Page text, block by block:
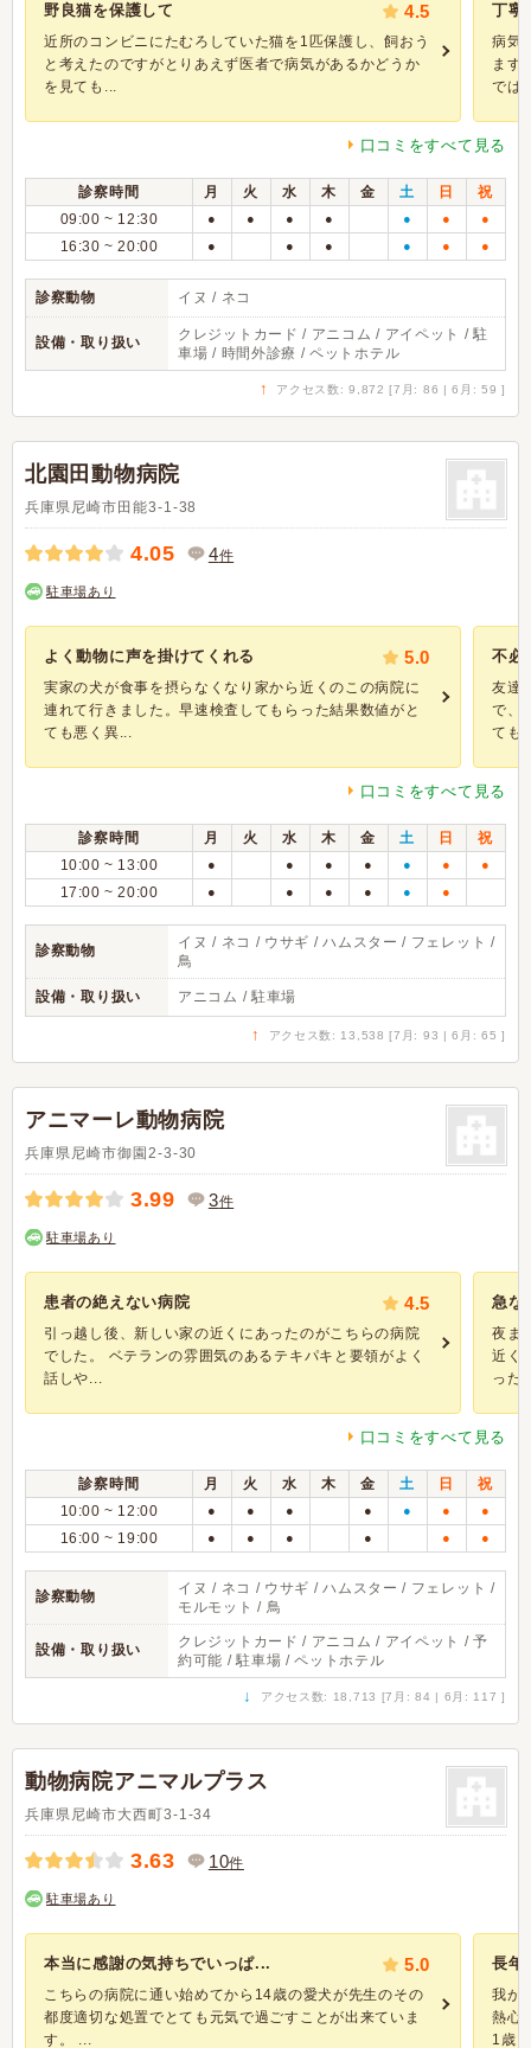
野良猫を保護して 4.5
近所のコンビニにたむろしていた猫を1匹保護し、飼おう
と考えたのですがとりあえず医者で病気があるかどうか
を見ても...
丁寧
病気
ます
では
口コミをすべて見る
診察時間 月 火 水 木 金 土 日
祝
09:00 ~ 12:30
● ● ● ● ● ● ●
16:30 ~ 20:00 ● ● ● ● ● ●
診察動物 イヌ / ネコ
設備・取り扱い
クレジットカード / アニコム / アイペット / 駐
車場 / 時間外診療 / ペットホテル
↑ アクセス数: 9,872 [7月: 86 | 6月: 59 ]
北園田動物病院
兵庫県尼崎市田能3-1-38
4.05 4件
駐車場あり
よく動物に声を掛けてくれる 5.0
実家の犬が食事を摂らなくなり家から近くのこの病院に
連れて行きました。早速検査してもらった結果数値がと
ても悪く異...
不必
友達
で、
ても
口コミをすべて見る
診察時間 月 火 水 木 金 土 日
祝
10:00 ~ 13:00
● ● ● ● ● ● ●
17:00 ~ 20:00 ● ● ● ● ● ●
診察動物
イヌ / ネコ / ウサギ / ハムスター / フェレット /
鳥
設備・取り扱い アニコム / 駐車場
↑ アクセス数: 13,538 [7月: 93 | 6月: 65 ]
アニマーレ動物病院
兵庫県尼崎市御園2-3-30
3.99 3件
駐車場あり
患者の絶えない病院 4.5
引っ越し後、新しい家の近くにあったのがこちらの病院
でした。 ベテランの雰囲気のあるテキパキと要領がよく
話しや...
急な
夜ま
近く
った
口コミをすべて見る
診察時間 月 火 水 木 金 土 日
祝
10:00 ~ 12:00
● ● ● ● ● ● ●
16:00 ~ 19:00 ● ● ● ● ● ●
診察動物
イヌ / ネコ / ウサギ / ハムスター / フェレット /
モルモット / 鳥
設備・取り扱い
クレジットカード / アニコム / アイペット / 予
約可能 / 駐車場 / ペットホテル
↓ アクセス数: 18,713 [7月: 84 | 6月: 117 ]
動物病院アニマルプラス
兵庫県尼崎市大西町3-1-34
3.63 10件
駐車場あり
本当に感謝の気持ちでいっぱ... 5.0
こちらの病院に通い始めてから14歳の愛犬が先生のその
都度適切な処置でとても元気で過ごすことが出来ていま
す。 ...
長年
我が
熱心
1歳